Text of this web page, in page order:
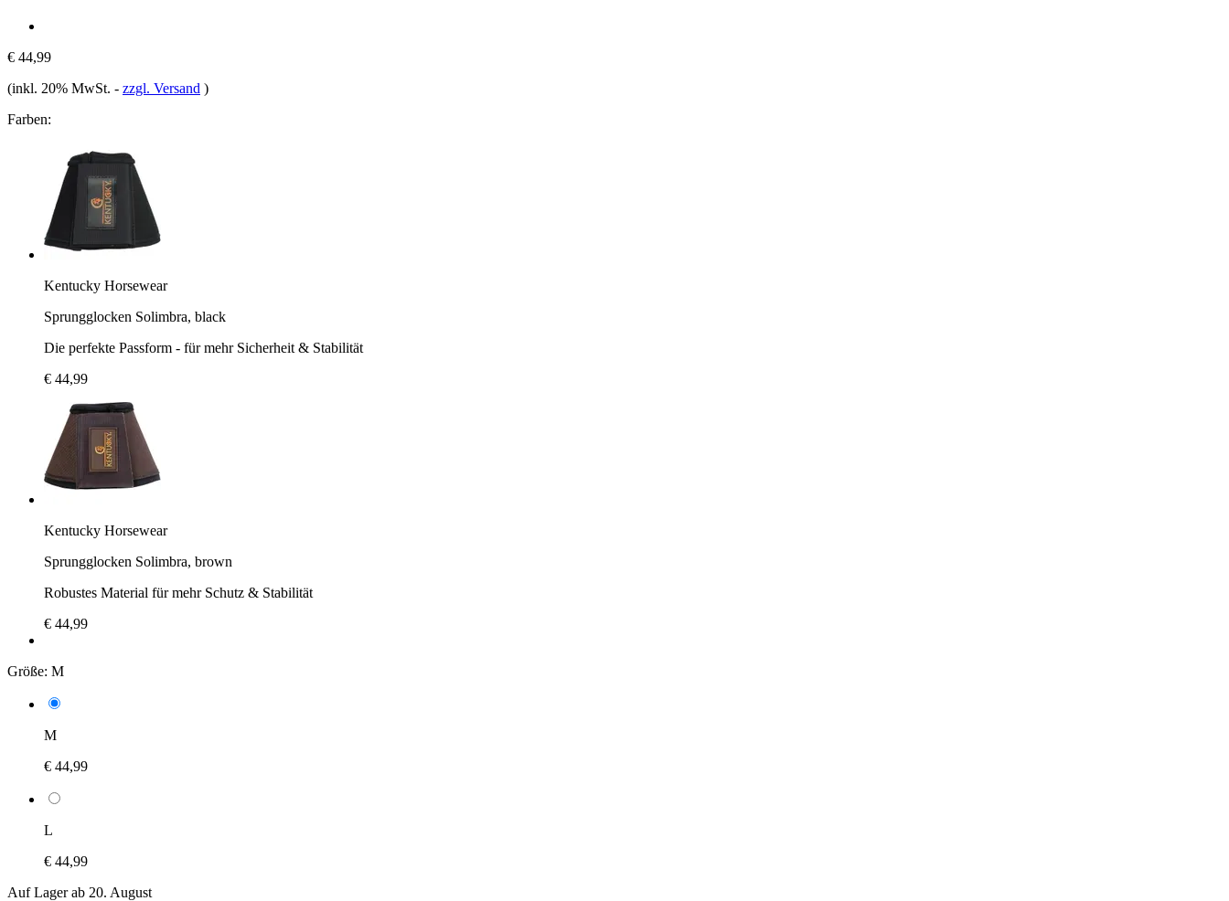
€ 44,99
(inkl. 20% MwSt. - zzgl. Versand )
Farben:
Kentucky Horsewear
Sprungglocken Solimbra, black
Die perfekte Passform - für mehr Sicherheit & Stabilität
€ 44,99
Kentucky Horsewear
Sprungglocken Solimbra, brown
Robustes Material für mehr Schutz & Stabilität
€ 44,99
Größe: M
M
€ 44,99
L
€ 44,99
Auf Lager ab 20. August